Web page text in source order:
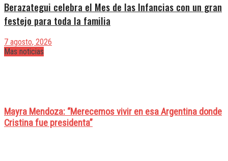
Berazategui celebra el Mes de las Infancias con un gran
festejo para toda la familia
7 agosto, 2026
Mas noticias
Mayra Mendoza: “Merecemos vivir en esa Argentina donde
Cristina fue presidenta”